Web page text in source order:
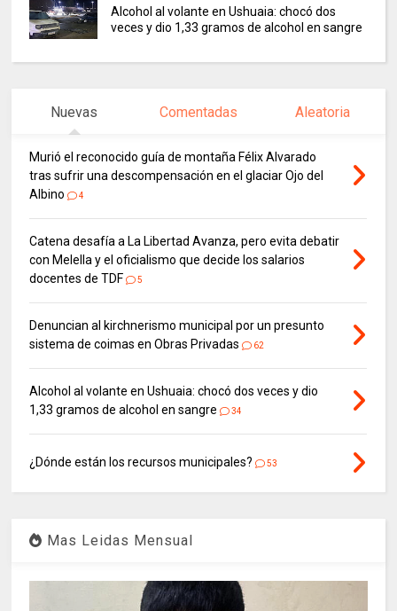
Alcohol al volante en Ushuaia: chocó dos
veces y dio 1,33 gramos de alcohol en sangre
Nuevas Comentadas Aleatoria
Murió el reconocido guía de montaña Félix Alvarado
tras sufrir una descompensación en el glaciar Ojo del
Albino
4
Catena desafía a La Libertad Avanza, pero evita debatir
con Melella y el oficialismo que decide los salarios
docentes de TDF
5
Denuncian al kirchnerismo municipal por un presunto
sistema de coimas en Obras Privadas
62
Alcohol al volante en Ushuaia: chocó dos veces y dio
1,33 gramos de alcohol en sangre
34
¿Dónde están los recursos municipales? 53
Mas Leidas Mensual